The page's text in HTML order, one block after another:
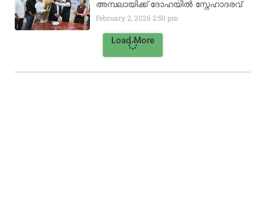
അമ്പലായിക്ക് ദോഹയിൽ സ്നേഹാദരവ്
February 2, 20262:50 pm
Load More